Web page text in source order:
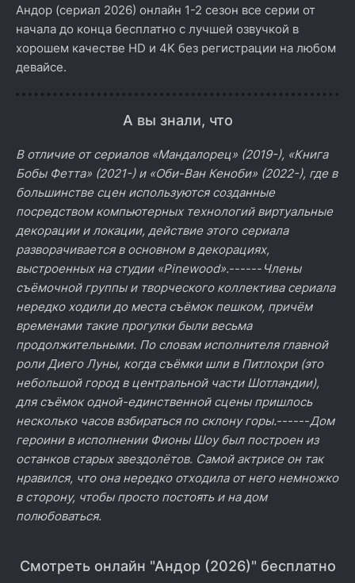
Андор (сериал 2026) онлайн 1-2 сезон все серии от
начала до конца бесплатно с лучшей озвучкой в
хорошем качестве HD и 4K без регистрации на любом
девайсе.
А вы знали, что
В отличие от сериалов «Мандалорец» (2019-), «Книга
Бобы Фетта» (2021-) и «Оби-Ван Кеноби» (2022-), где в
большинстве сцен используются созданные
посредством компьютерных технологий виртуальные
декорации и локации, действие этого сериала
разворачивается в основном в декорациях,
выстроенных на студии «Pinewood».------ Члены
съёмочной группы и творческого коллектива сериала
нередко ходили до места съёмок пешком, причём
временами такие прогулки были весьма
продолжительными. По словам исполнителя главной
роли Диего Луны, когда съёмки шли в Питлохри (это
небольшой город в центральной части Шотландии),
для съёмок одной-единственной сцены пришлось
несколько часов взбираться по склону горы.------Дом
героини в исполнении Фионы Шоу был построен из
останков старых звездолётов. Самой актрисе он так
нравился, что она нередко отходила от него немножко
в сторону, чтобы просто постоять и на дом
полюбоваться.
Смотреть онлайн "Андор (2026)" бесплатно